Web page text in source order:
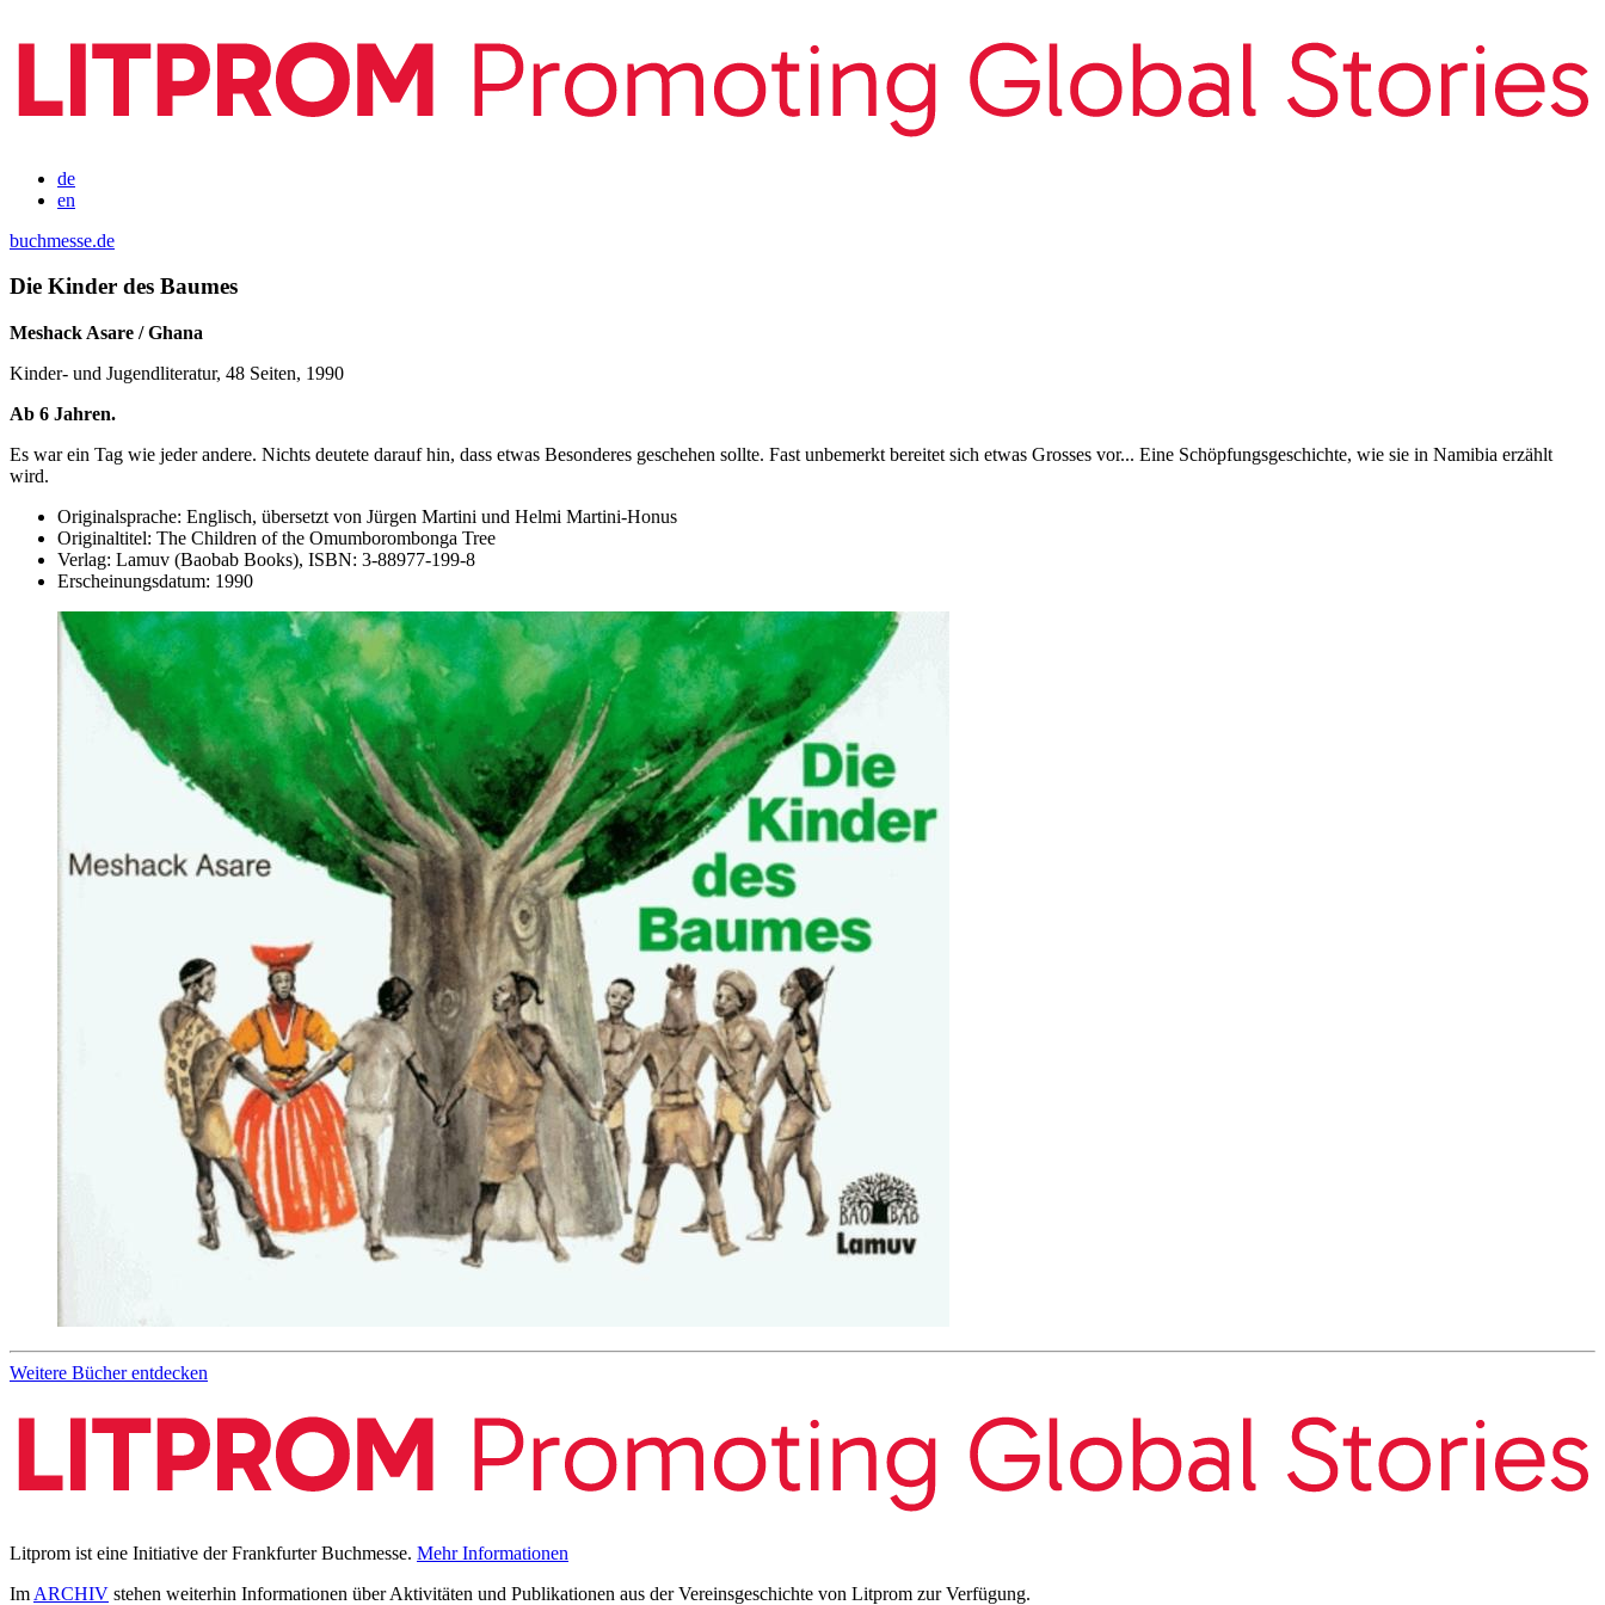
de
en
buchmesse.de
Die Kinder des Baumes
Meshack Asare / Ghana
Kinder- und Jugendliteratur, 48 Seiten, 1990
Ab 6 Jahren.
Es war ein Tag wie jeder andere. Nichts deutete darauf hin, dass etwas Besonderes geschehen sollte. Fast unbemerkt bereitet sich etwas Grosses vor... Eine Schöpfungsgeschichte, wie sie in Namibia erzählt
wird.
Originalsprache: Englisch, übersetzt von Jürgen Martini und Helmi Martini-Honus
Originaltitel: The Children of the Omumborombonga Tree
Verlag: Lamuv (Baobab Books), ISBN: 3-88977-199-8
Erscheinungsdatum: 1990
Weitere Bücher entdecken
Litprom ist eine Initiative der Frankfurter Buchmesse. Mehr Informationen
Im ARCHIV stehen weiterhin Informationen über Aktivitäten und Publikationen aus der Vereinsgeschichte von Litprom zur Verfügung.